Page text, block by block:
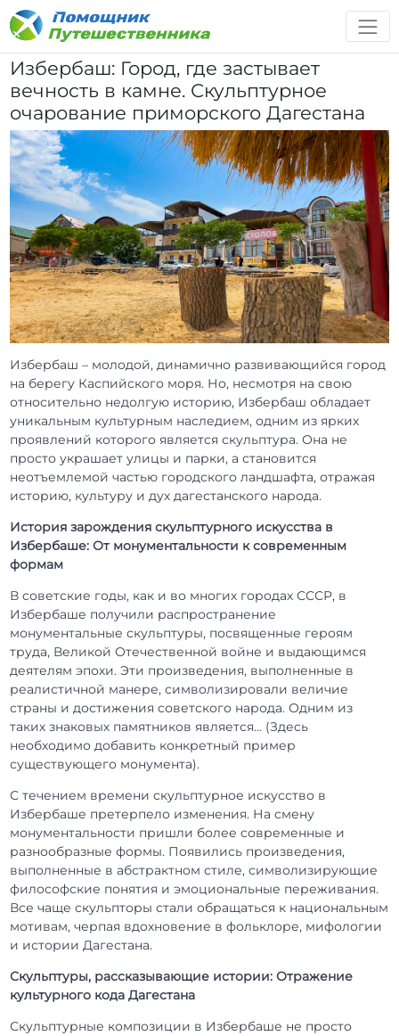
Избербаш: Город, где застывает
вечность в камне. Скульптурное
очарование приморского Дагестана
Избербаш – молодой, динамично развивающийся город
на берегу Каспийского моря. Но, несмотря на свою
относительно недолгую историю, Избербаш обладает
уникальным культурным наследием, одним из ярких
проявлений которого является скульптура. Она не
просто украшает улицы и парки, а становится
неотъемлемой частью городского ландшафта, отражая
историю, культуру и дух дагестанского народа.
История зарождения скульптурного искусства в
Избербаше: От монументальности к современным
формам
В советские годы, как и во многих городах СССР, в
Избербаше получили распространение
монументальные скульптуры, посвященные героям
труда, Великой Отечественной войне и выдающимся
деятелям эпохи. Эти произведения, выполненные в
реалистичной манере, символизировали величие
страны и достижения советского народа. Одним из
таких знаковых памятников является… (Здесь
необходимо добавить конкретный пример
существующего монумента).
С течением времени скульптурное искусство в
Избербаше претерпело изменения. На смену
монументальности пришли более современные и
разнообразные формы. Появились произведения,
выполненные в абстрактном стиле, символизирующие
философские понятия и эмоциональные переживания.
Все чаще скульпторы стали обращаться к национальным
мотивам, черпая вдохновение в фольклоре, мифологии
и истории Дагестана.
Скульптуры, рассказывающие истории: Отражение
культурного кода Дагестана
Скульптурные композиции в Избербаше не просто